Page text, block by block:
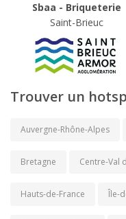
Sbaa - Briqueterie
Saint-Brieuc
Trouver un
Auvergne-Rhône-Alpes
Bretagne Centre-Val
Hauts-de-France Île-